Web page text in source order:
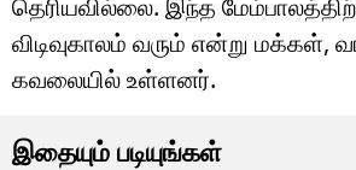
விடிவுகாலம் வரும் என்று மக்கள்,
கவலையில் உள்ளனர்.
இதையும் படியுங்கள்